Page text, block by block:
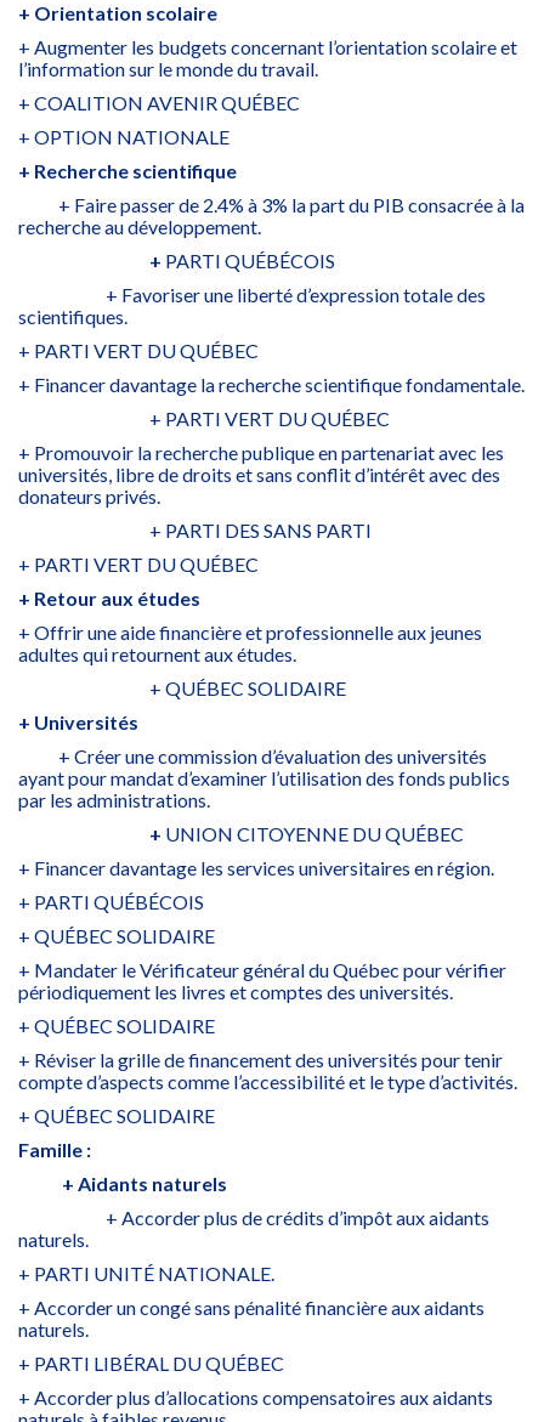
+ Orientation scolaire
+ Augmenter les budgets concernant l’orientation scolaire et
l’information sur le monde du travail.
+ COALITION AVENIR QUÉBEC
+ OPTION NATIONALE
+ Recherche scientifique
+ Faire passer de 2.4% à 3% la part du PIB consacrée à la
recherche au développement.
+ PARTI QUÉBÉCOIS
+ Favoriser une liberté d’expression totale des
scientifiques.
+ PARTI VERT DU QUÉBEC
+ Financer davantage la recherche scientifique fondamentale.
+ PARTI VERT DU QUÉBEC
+ Promouvoir la recherche publique en partenariat avec les
universités, libre de droits et sans conflit d’intérêt avec des
donateurs privés.
+ PARTI DES SANS PARTI
+ PARTI VERT DU QUÉBEC
+ Retour aux études
+ Offrir une aide financière et professionnelle aux jeunes
adultes qui retournent aux études.
+ QUÉBEC SOLIDAIRE
+ Universités
+ Créer une commission d’évaluation des universités
ayant pour mandat d’examiner l’utilisation des fonds publics
par les administrations.
+ UNION CITOYENNE DU QUÉBEC
+ Financer davantage les services universitaires en région.
+ PARTI QUÉBÉCOIS
+ QUÉBEC SOLIDAIRE
+ Mandater le Vérificateur général du Québec pour vérifier
périodiquement les livres et comptes des universités.
+ QUÉBEC SOLIDAIRE
+ Réviser la grille de financement des universités pour tenir
compte d’aspects comme l’accessibilité et le type d’activités.
+ QUÉBEC SOLIDAIRE
Famille :
+ Aidants naturels
+ Accorder plus de crédits d’impôt aux aidants
naturels.
+ PARTI UNITÉ NATIONALE.
+ Accorder un congé sans pénalité financière aux aidants
naturels.
+ PARTI LIBÉRAL DU QUÉBEC
+ Accorder plus d’allocations compensatoires aux aidants